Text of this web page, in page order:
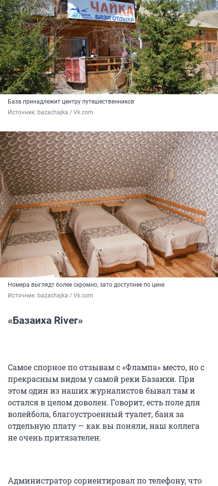
База принадлежит центру путешественников
Источник: bazachajka / Vk.com
Номера выглядт более скромно, зато доступнее по цене
Источник: bazachajka / Vk.com
«Базаиха River»
Самое спорное по отзывам с «Флампа» место, но с
прекрасным видом у самой реки Базаихи. При
этом один из наших журналистов бывал там и
остался в целом доволен. Говорит, есть поле для
волейбола, благоустроенный туалет, баня за
отдельную плату — как вы поняли, наш коллега
не очень притязателен.
Администратор сориентировал по телефону, что